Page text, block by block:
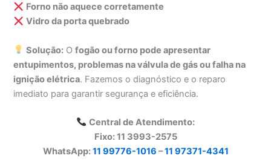
Forno não aquece corretamente
Vidro da porta quebrado
Solução: Ofogão ou forno pode apresentar
entupimentos, problemas na válvula de gás ou falha na
ignição elétrica. Fazemos o diagnóstico e o reparo
imediato para garantir segurança e eficiência.
Central de Atendimento:
Fixo: 11 3993-2575
WhatsApp:11 99776-1016 –11 97371-4341